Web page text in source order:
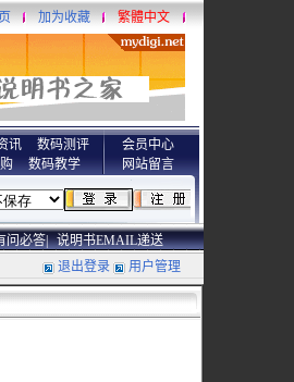
加为收藏 繁體中文
讯
数码测评
数码教学
会员中心
网站留言
问必答| 说明书EMAIL递送
退出登录 用户管理